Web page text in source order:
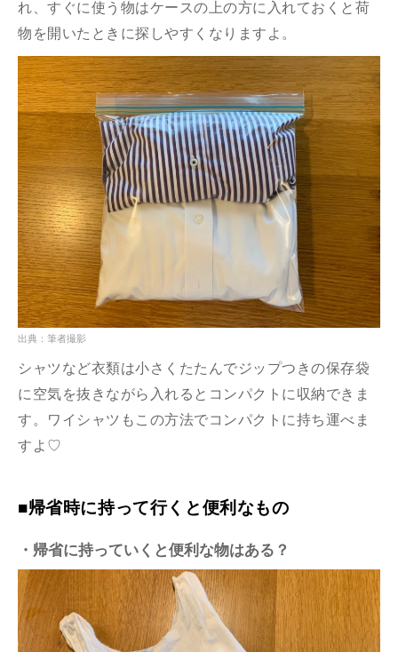
れ、すぐに使う物はケースの上の方に入れておくと荷
物を開いたときに探しやすくなりますよ。
出典：筆者撮影
シャツなど衣類は小さくたたんでジップつきの保存袋
に空気を抜きながら入れるとコンパクトに収納できま
す。ワイシャツもこの方法でコンパクトに持ち運べま
すよ♡
■帰省時に持って行くと便利なもの
・帰省に持っていくと便利な物はある？